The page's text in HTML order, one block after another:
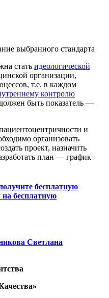
выбранного стандарта
стать идеологической
организации,
т.е. в каждом
контролю
быть показатель —
и
организовать
проект, назначить
план — график
бесплатную
на бесплатную
Светлана